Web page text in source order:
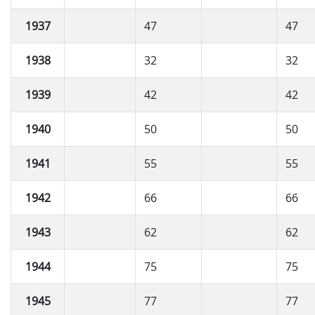
1937 47 47
1938 32 32
1939 42 42
1940 50 50
1941 55 55
1942 66 66
1943 62 62
1944 75 75
1945 77 77